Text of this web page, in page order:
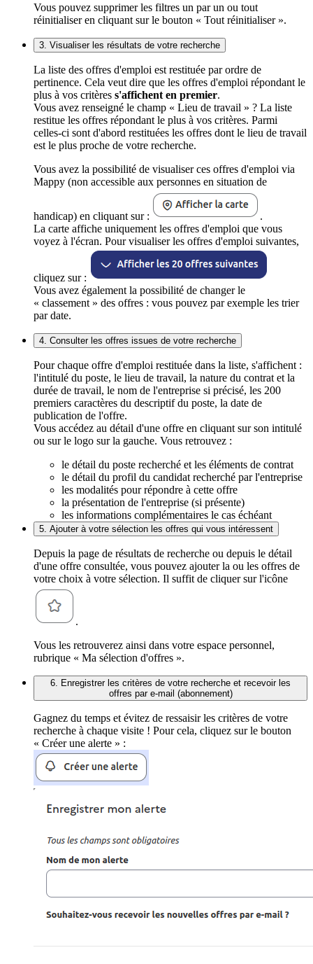
Vous pouvez supprimer les filtres un par un ou tout
réinitialiser en cliquant sur le bouton « Tout réinitialiser ».
3. Visualiser les résultats de votre recherche
La liste des offres d'emploi est restituée par ordre de
pertinence. Cela veut dire que les offres d'emploi répondant le
plus à vos critères s'affichent en premier.
Vous avez renseigné le champ « Lieu de travail » ? La liste
restitue les offres répondant le plus à vos critères. Parmi
celles-ci sont d'abord restituées les offres dont le lieu de travail
est le plus proche de votre recherche.
Vous avez la possibilité de visualiser ces offres d'emploi via
Mappy (non accessible aux personnes en situation de
handicap) en cliquant sur :
.
La carte affiche uniquement les offres d'emploi que vous
voyez à l'écran. Pour visualiser les offres d'emploi suivantes,
cliquez sur :
Vous avez également la possibilité de changer le
« classement » des offres : vous pouvez par exemple les trier
par date.
4. Consulter les offres issues de votre recherche
Pour chaque offre d'emploi restituée dans la liste, s'affichent :
l'intitulé du poste, le lieu de travail, la nature du contrat et la
durée de travail, le nom de l'entreprise si précisé, les 200
premiers caractères du descriptif du poste, la date de
publication de l'offre.
Vous accédez au détail d'une offre en cliquant sur son intitulé
ou sur le logo sur la gauche. Vous retrouvez :
le détail du poste recherché et les éléments de contrat
le détail du profil du candidat recherché par l'entreprise
les modalités pour répondre à cette offre
la présentation de l'entreprise (si présente)
les informations complémentaires le cas échéant
5. Ajouter à votre sélection les offres qui vous intéressent
Depuis la page de résultats de recherche ou depuis le détail
d'une offre consultée, vous pouvez ajouter la ou les offres de
votre choix à votre sélection. Il suffit de cliquer sur l'icône
.
Vous les retrouverez ainsi dans votre espace personnel,
rubrique « Ma sélection d'offres ».
6. Enregistrer les critères de votre recherche et recevoir les
offres par e-mail (abonnement)
Gagnez du temps et évitez de ressaisir les critères de votre
recherche à chaque visite ! Pour cela, cliquez sur le bouton
« Créer une alerte » :